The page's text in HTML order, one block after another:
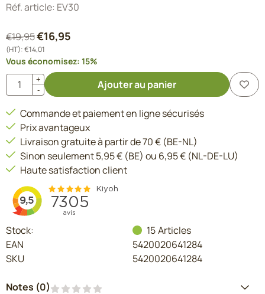
Réf. article: EV30
€19,95€16,95
(HT):€14,01
Vous économisez: 15%
Quantité
+
-
Ajouter au panier
Commande et paiement en ligne sécurisés
Prix avantageux
Livraison gratuite à partir de 70 € (BE-NL)
Sinon seulement 5,95 € (BE) ou 6,95 € (NL-DE-LU)
Haute satisfaction client
Stock: 15Articles
EAN
5420020641284
SKU
5420020641284
Notes (0)